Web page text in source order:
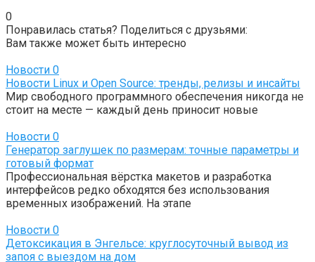
0
Понравилась статья? Поделиться с друзьями:
Вам также может быть интересно
Новости 0
Новости Linux и Open Source: тренды, релизы и инсайты
Мир свободного программного обеспечения никогда не
стоит на месте — каждый день приносит новые
Новости 0
Генератор заглушек по размерам: точные параметры и
готовый формат
Профессиональная вёрстка макетов и разработка
интерфейсов редко обходятся без использования
временных изображений. На этапе
Новости 0
Детоксикация в Энгельсе: круглосуточный вывод из
запоя с выездом на дом